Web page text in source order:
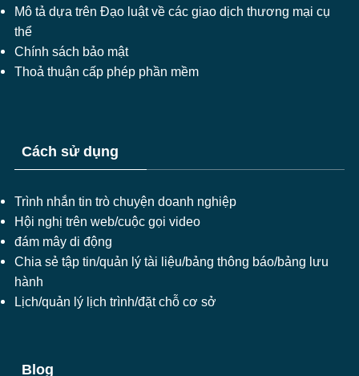
Mô tả dựa trên Đạo luật về các giao dịch thương mại cụ
thể
Chính sách bảo mật
Thoả thuận cấp phép phần mềm
Cách sử dụng
Trình nhắn tin trò chuyện doanh nghiệp
Hội nghị trên web/cuộc gọi video
đám mây di động
Chia sẻ tập tin/quản lý tài liệu/bảng thông báo/bảng lưu
hành
Lịch/quản lý lịch trình/đặt chỗ cơ sở
Blog